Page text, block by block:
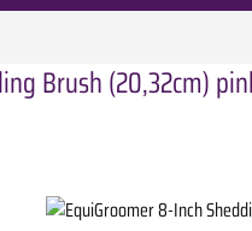
Brush (20,32cm)